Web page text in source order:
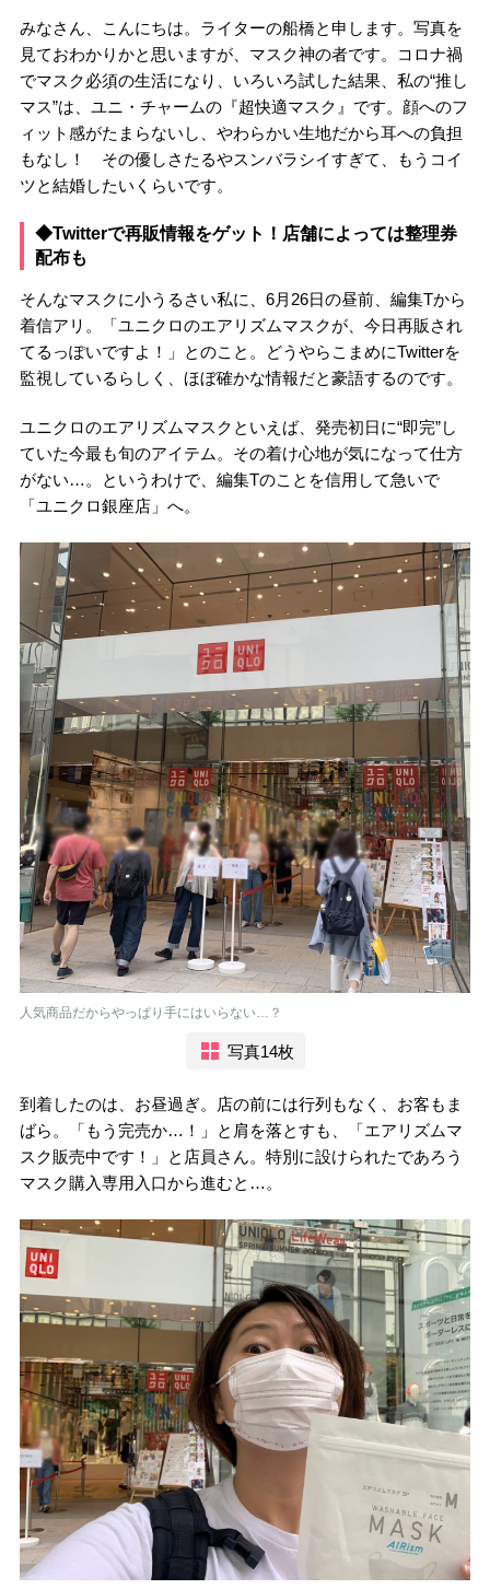
みなさん、こんにちは。ライターの船橋と申します。写真を
見ておわかりかと思いますが、マスク神の者です。コロナ禍
でマスク必須の生活になり、いろいろ試した結果、私の“推し
マス”は、ユニ・チャームの『超快適マスク』です。顔へのフ
ィット感がたまらないし、やわらかい生地だから耳への負担
もなし！ その優しさたるやスンバラシイすぎて、もうコイ
ツと結婚したいくらいです。
◆Twitterで再販情報をゲット！店舗によっては整理券
配布も
そんなマスクに小うるさい私に、6月26日の昼前、編集Tから
着信アリ。「ユニクロのエアリズムマスクが、今日再販され
てるっぽいですよ！」とのこと。どうやらこまめにTwitterを
監視しているらしく、ほぼ確かな情報だと豪語するのです。
ユニクロのエアリズムマスクといえば、発売初日に“即完”し
ていた今最も旬のアイテム。その着け心地が気になって仕方
がない…。というわけで、編集Tのことを信用して急いで
「ユニクロ銀座店」へ。
人気商品だからやっぱり手にはいらない…？
写真14枚
到着したのは、お昼過ぎ。店の前には行列もなく、お客もま
ばら。「もう完売か…！」と肩を落とすも、「エアリズムマ
スク販売中です！」と店員さん。特別に設けられたであろう
マスク購入専用入口から進むと…。